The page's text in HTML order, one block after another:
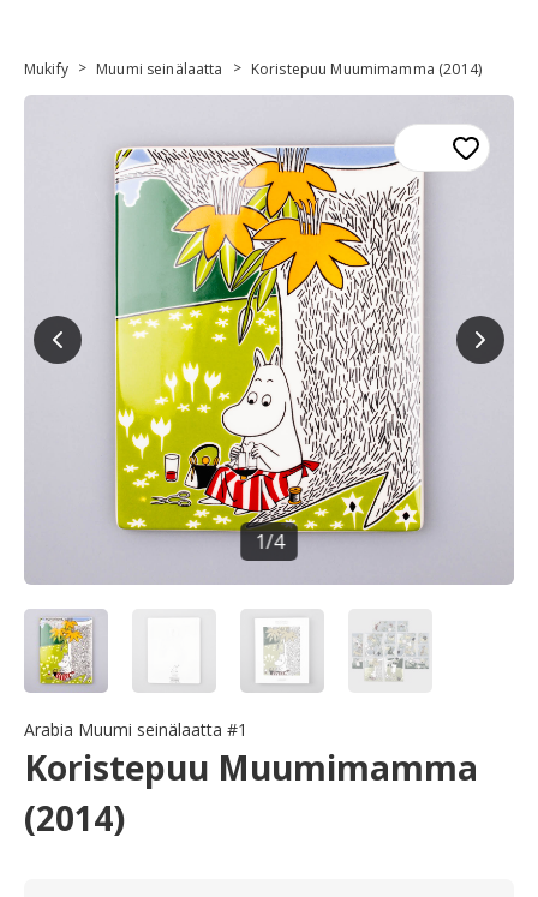
Mukify > Muumi seinälaatta > Koristepuu Muumimamma (2014)
1/4
Arabia Muumi seinälaatta #1
Koristepuu Muumimamma
(2014)